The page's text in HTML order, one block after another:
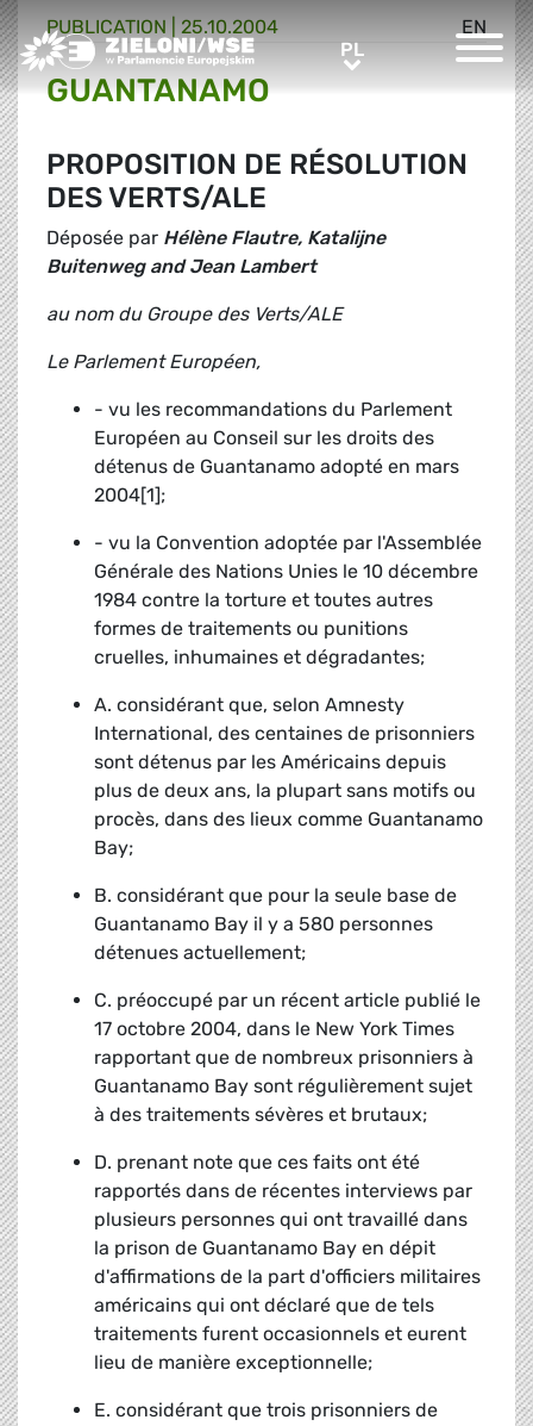
Greens/EFA Home PLPL
EN
PUBLICATION | 25.10.2004
GUANTANAMO
PROPOSITION DE RÉSOLUTION
DES VERTS/ALE
Déposée par Hélène Flautre, Katalijne
Buitenweg and Jean Lambert
au nom du Groupe des Verts/ALE
Le Parlement Européen,
- vu les recommandations du Parlement
Européen au Conseil sur les droits des
détenus de Guantanamo adopté en mars
2004[1];
- vu la Convention adoptée par l'Assemblée
Générale des Nations Unies le 10 décembre
1984 contre la torture et toutes autres
formes de traitements ou punitions
cruelles, inhumaines et dégradantes;
A. considérant que, selon Amnesty
International, des centaines de prisonniers
sont détenus par les Américains depuis
plus de deux ans, la plupart sans motifs ou
procès, dans des lieux comme Guantanamo
Bay;
B. considérant que pour la seule base de
Guantanamo Bay il y a 580 personnes
détenues actuellement;
C. préoccupé par un récent article publié le
17 octobre 2004, dans le New York Times
rapportant que de nombreux prisonniers à
Guantanamo Bay sont régulièrement sujet
à des traitements sévères et brutaux;
D. prenant note que ces faits ont été
rapportés dans de récentes interviews par
plusieurs personnes qui ont travaillé dans
la prison de Guantanamo Bay en dépit
d'affirmations de la part d'officiers militaires
américains qui ont déclaré que de tels
traitements furent occasionnels et eurent
lieu de manière exceptionnelle;
E. considérant que trois prisonniers de